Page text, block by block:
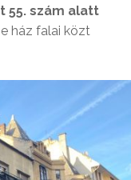
55. szám alatt
ház falai közt